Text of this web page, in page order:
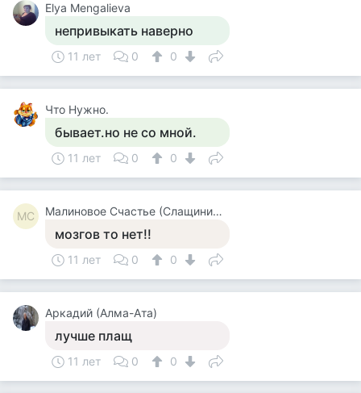
Elya Mengalieva
непривыкать наверно
11 лет 0 0
Что Нужно.
бывает.но не со мной.
11 лет 0 0
МС Малиновое Счастье (Слащинина)
мозгов то нет!!
11 лет 0 0
Аркадий (Алма-Ата)
лучше плащ
11 лет 0 0